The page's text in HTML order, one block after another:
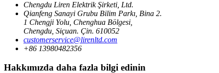
Chengdu Liren Elektrik Şirketi, Ltd.
Qianfeng Sanayi Grubu Bilim Parkı, Bina 2.
1 Chengji Yolu, Chenghua Bölgesi,
Chengdu, Siçuan. Çin. 610052
customerservice@lirenltd.com
+86 13980482356
Hakkımızda daha fazla bilgi edinin